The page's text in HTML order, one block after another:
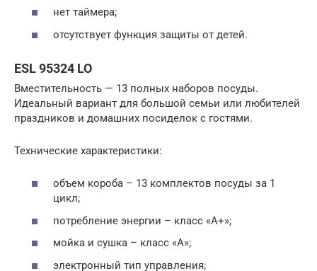
нет таймера;
отсутствует функция защиты от детей.
ESL 95324 LO
Вместительность — 13 полных наборов посуды.
Идеальный вариант для большой семьи или любителей
праздников и домашних посиделок с гостями.
Технические характеристики:
объем короба – 13 комплектов посуды за 1
цикл;
потребление энергии – класс «А+»;
мойка и сушка – класс «А»;
электронный тип управления;